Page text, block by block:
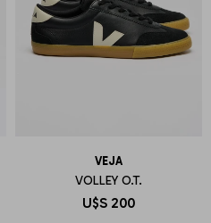
VEJA
VOLLEY O.T.
U$S 200